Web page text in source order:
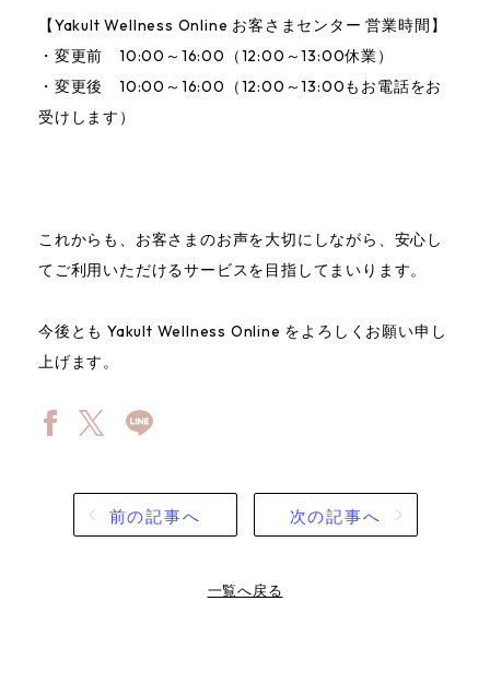
Yakult Wellness Online お客さまセンター
【Yakult Wellness Online お客さまセンター 営業時間】
・変更前 10:00～16:00（12:00～13:00休業）
・変更後 10:00～16:00（12:00～13:00もお電話をお
受けします）
これからも、お客さまのお声を大切にしながら、安心し
てご利用いただけるサービスを目指してまいります。
今後とも Yakult Wellness Online をよろしくお願い申し
上げます。
前の記事へ
一覧へ戻る
次の記事へ